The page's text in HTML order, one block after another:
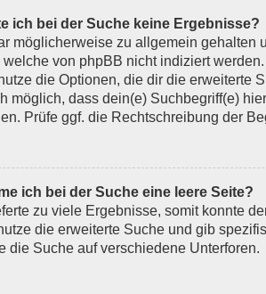
ich bei der Suche keine Ergebnisse?
möglicherweise zu allgemein gehalten
welche von phpBB nicht indiziert
die Optionen, die dir die erweiterte
möglich, dass dein(e) Suchbegriff(e)
Prüfe ggf. die Rechtschreibung der
ich bei der Suche eine leere Seite?
zu viele Ergebnisse, somit konnte
die erweiterte Suche und gib
die Suche auf verschiedene Unterforen.